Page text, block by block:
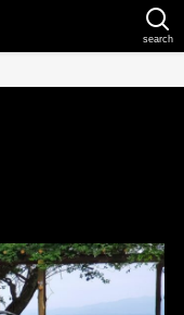
search